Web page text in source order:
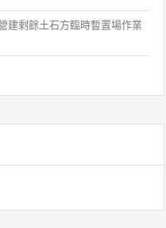
建剩餘土石方臨時暫置場作業